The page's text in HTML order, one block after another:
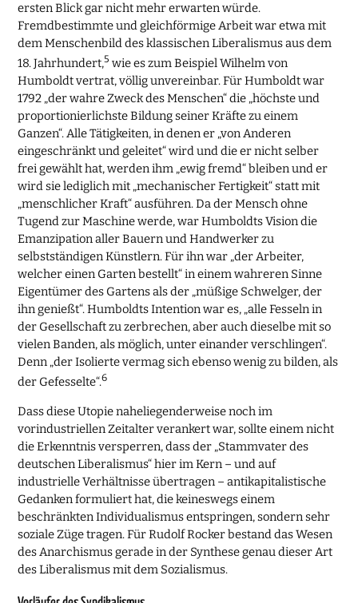
ersten Blick gar nicht mehr erwarten würde.
Fremdbestimmte und gleichförmige Arbeit war etwa mit
dem Menschenbild des klassischen Liberalismus aus dem
18. Jahrhundert,5 wie es zum Beispiel Wilhelm von
Humboldt vertrat, völlig unvereinbar. Für Humboldt war
1792 „der wahre Zweck des Menschen“ die „höchste und
proportionierlichste Bildung seiner Kräfte zu einem
Ganzen“. Alle Tätigkeiten, in denen er „von Anderen
eingeschränkt und geleitet“ wird und die er nicht selber
frei gewählt hat, werden ihm „ewig fremd“ bleiben und er
wird sie lediglich mit „mechanischer Fertigkeit“ statt mit
„menschlicher Kraft“ ausführen. Da der Mensch ohne
Tugend zur Maschine werde, war Humboldts Vision die
Emanzipation aller Bauern und Handwerker zu
selbstständigen Künstlern. Für ihn war „der Arbeiter,
welcher einen Garten bestellt“ in einem wahreren Sinne
Eigentümer des Gartens als der „müßige Schwelger, der
ihn genießt“. Humboldts Intention war es, „alle Fesseln in
der Gesellschaft zu zerbrechen, aber auch dieselbe mit so
vielen Banden, als möglich, unter einander verschlingen“.
Denn „der Isolierte vermag sich ebenso wenig zu bilden, als
der Gefesselte“.6
Dass diese Utopie naheliegenderweise noch im
vorindustriellen Zeitalter verankert war, sollte einem nicht
die Erkenntnis versperren, dass der „Stammvater des
deutschen Liberalismus“ hier im Kern – und auf
industrielle Verhältnisse übertragen – antikapitalistische
Gedanken formuliert hat, die keineswegs einem
beschränkten Individualismus entspringen, sondern sehr
soziale Züge tragen. Für Rudolf Rocker bestand das Wesen
des Anarchismus gerade in der Synthese genau dieser Art
des Liberalismus mit dem Sozialismus.